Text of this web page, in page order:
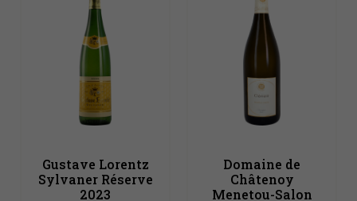
Gustave Lorentz
Sylvaner Réserve
2023
Domaine de
Châtenoy
Menetou-Salon